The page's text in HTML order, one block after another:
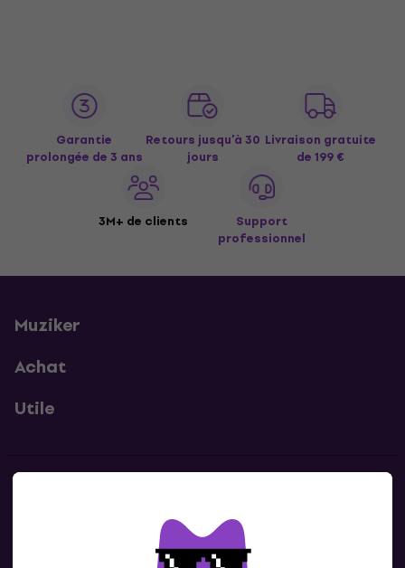
Garantie
prolongée de 3 ans
Retours jusqu’à 30
jours
Livraison gratuite
de 199 €
3M+ de clients
Support
professionnel
Muziker
Achat
Utile
Contacte nous